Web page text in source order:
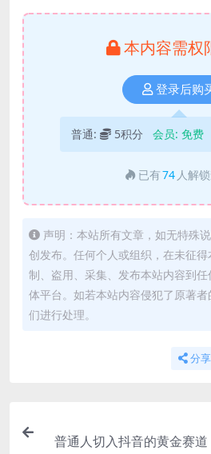
本内容需权
登录后购
普通: 5积分 会员: 免费
已有74 人解
声明：本站所有文章，如无特殊
创发布。任何个人或组织，在未征
制、盗用、采集、发布本站内容到
体平台。如若本站内容侵犯了原著
们进行处理。
分享
普通人切入抖音的黄金赛